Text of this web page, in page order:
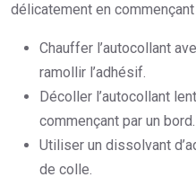
délicatement en commençant
Chauffer l’autocollant
ramollir l’adhésif.
Décoller l’autocollant
commençant par un bord.
Utiliser un dissolvant
de colle.